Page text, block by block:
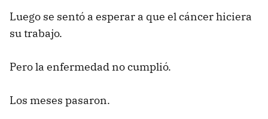
Luego se sentó a esperar a que el cáncer hiciera
su trabajo.
Pero la enfermedad no cumplió.
Los meses pasaron.